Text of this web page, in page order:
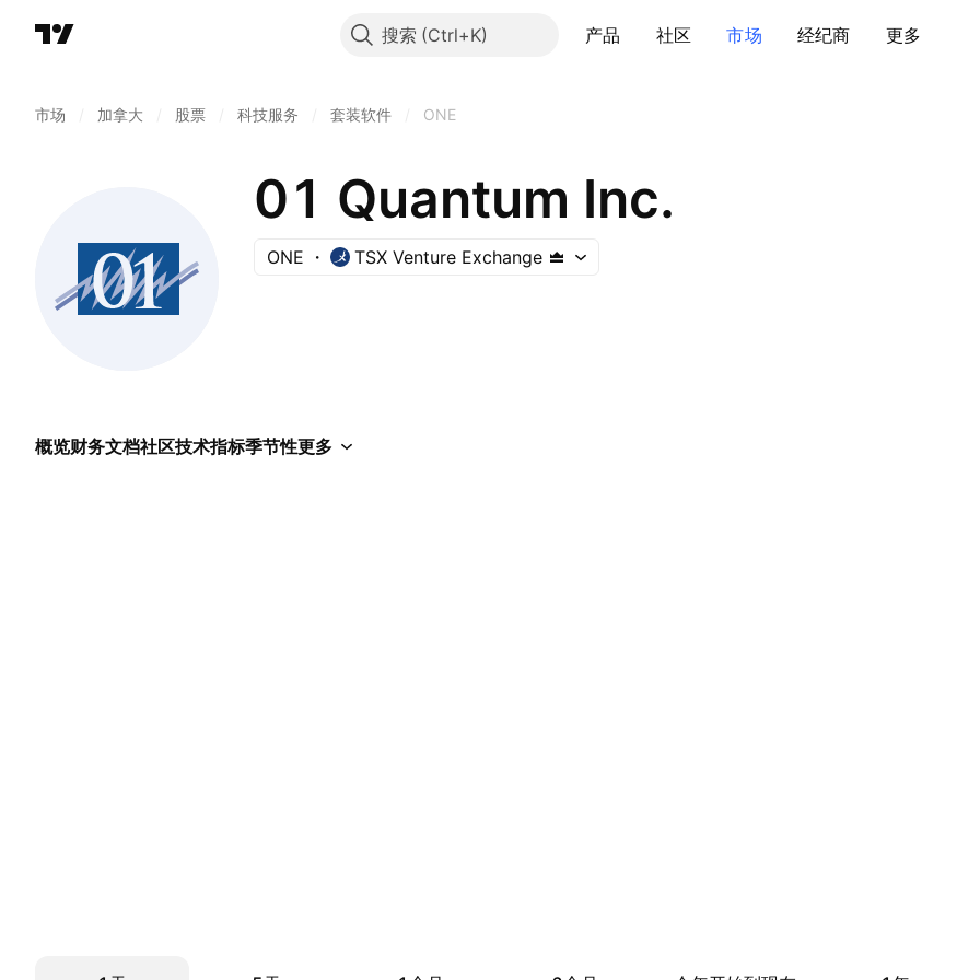
搜索 产品 社区 市场 经纪商 更多
市场 加拿大 股票 科技服务 套装软件 ONE
01 Quantum Inc.
ONE TSX Venture Exchange
概览财务文档社区技术指标季节性更多